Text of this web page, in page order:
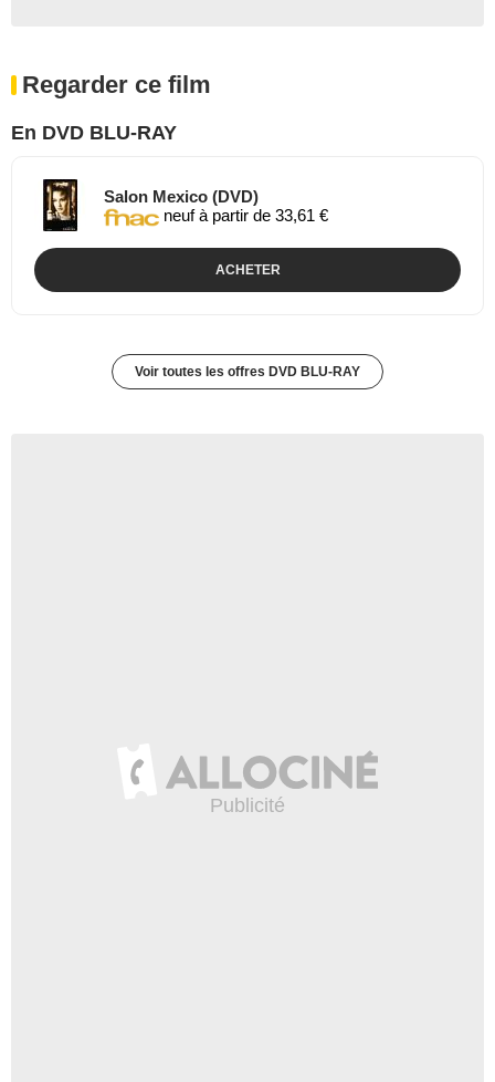
Regarder ce film
En DVD BLU-RAY
Salon Mexico (DVD)
neuf à partir de 33,61 €
ACHETER
Voir toutes les offres DVD BLU-RAY